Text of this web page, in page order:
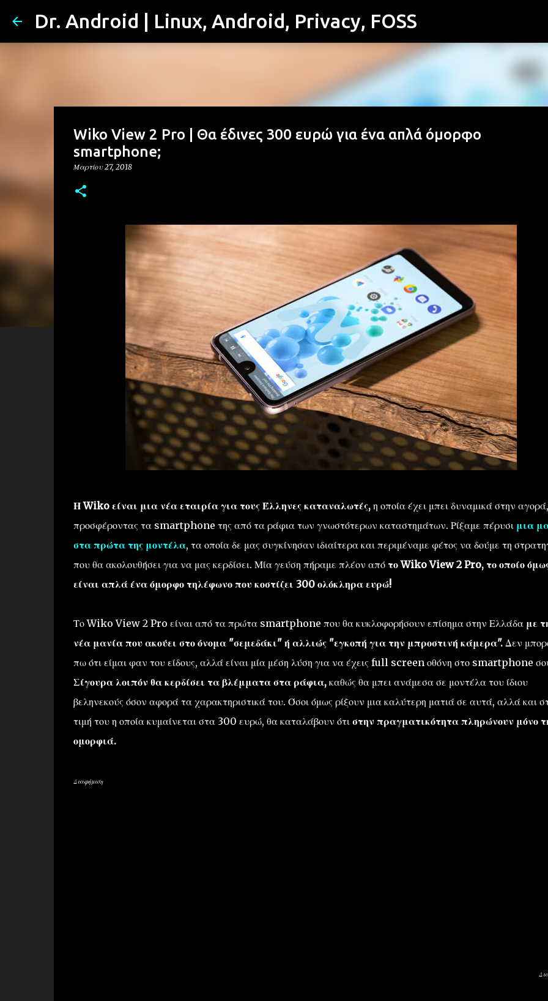
Μετάβαση στο κύριο περιεχόμενο
Dr. Android | Linux, Android, Privacy, FOSS
Wiko View 2 Pro | Θα έδινες 300 ευρώ για ένα απλά όμορφο
smartphone;
Μαρτίου 27, 2018
Η Wiko είναι μια νέα εταιρία για τους Έλληνες καταναλωτές,η οποία έχει μπει δυναμικά στην αγορά,
προσφέροντας τα smartphone της από τα ράφια των γνωστότερων καταστημάτων. Ρίξαμε πέρυσι μια
στα πρώτα της μοντέλα, τα οποία δε μας συγκίνησαν ιδιαίτερα και περιμέναμε φέτος να δούμε τη
που θα ακολουθήσει για να μας κερδίσει. Μία γεύση πήραμε πλέον από το Wiko View 2 Pro, το οποίο
είναι απλά ένα όμορφο τηλέφωνο που κοστίζει 300 ολόκληρα ευρώ!
Το Wiko View 2 Pro είναι από τα πρώτα smartphone που θα κυκλοφορήσουν επίσημα στην Ελλάδα με
νέα μανία που ακούει στο όνομα "σεμεδάκι" ή αλλιώς "εγκοπή για την μπροστινή κάμερα".Δεν
πω ότι είμαι φαν του είδους, αλλά είναι μία μέση λύση για να έχεις full screen οθόνη στο smartphone
Σίγουρα λοιπόν θα κερδίσει τα βλέμματα στα ράφια,καθώς θα μπει ανάμεσα σε μοντέλα του ίδιου
βεληνεκούς όσον αφορά τα χαρακτηριστικά του. Όσοι όμως ρίξουν μια καλύτερη ματιά σε αυτά, αλλά και
τιμή του η οποία κυμαίνεται στα 300 ευρώ, θα καταλάβουν ότι στην πραγματικότητα πληρώνουν μόνο
ομορφιά.
Διαφήμιση